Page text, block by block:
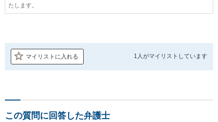
たします。
マイリストに入れる 1人がマイリストしています
この質問に回答した弁護士